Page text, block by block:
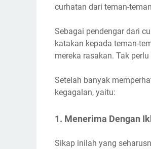
curhatan dari teman-
Sebagai pendengar dari
katakan kepada teman-
mereka rasakan. Tak
Setelah banyak
kegagalan, yaitu:
1. Menerima Dengan
Sikap inilah yang